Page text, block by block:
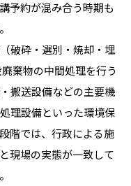
予約が混み合う時期も
破砕・選別・焼却・埋
棄物の中間処理を行う
搬送設備などの主要機
理設備といった環境保
階では、行政による施
現場の実態が一致して